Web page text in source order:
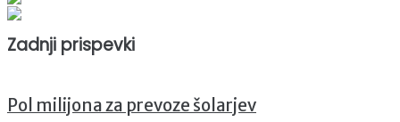
Zadnji prispevki
Pol milijona za prevoze šolarjev